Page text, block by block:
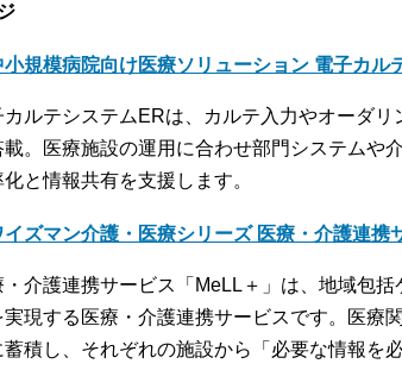
小規模病院向け医療ソリューション 電子カル
カルテシステムERは、カルテ入力やオーダ
載。医療施設の運用に合わせ部門システムや
と情報共有を支援します。
イズマン介護・医療シリーズ 医療・介護連携
・介護連携サービス「MeLL＋」は、地域包
実現する医療・介護連携サービスです。医療
蓄積し、それぞれの施設から「必要な情報を